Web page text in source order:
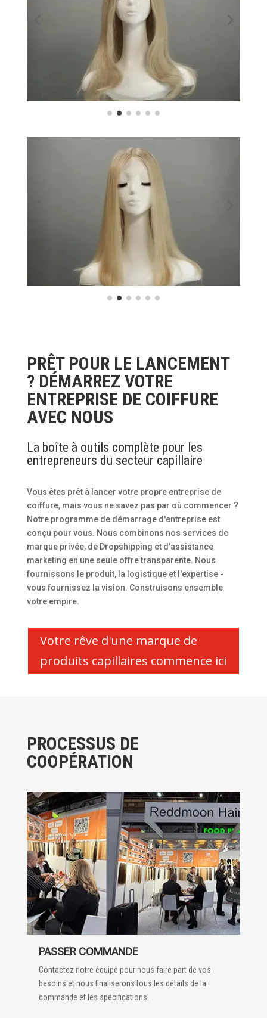
PRÊT POUR LE LANCEMENT
? DÉMARREZ VOTRE
ENTREPRISE DE COIFFURE
AVEC NOUS
La boîte à outils complète pour les
entrepreneurs du secteur capillaire
Vous êtes prêt à lancer votre propre entreprise de
coiffure, mais vous ne savez pas par où commencer ?
Notre programme de démarrage d'entreprise est
conçu pour vous. Nous combinons nos services de
marque privée, de Dropshipping et d'assistance
marketing en une seule offre transparente. Nous
fournissons le produit, la logistique et l'expertise -
vous fournissez la vision. Construisons ensemble
votre empire.
Votre rêve d'une marque de
produits capillaires commence ici
PROCESSUS DE
COOPÉRATION
PASSER COMMANDE
Contactez notre équipe pour nous faire part de vos
besoins et nous finaliserons tous les détails de la
commande et les spécifications.